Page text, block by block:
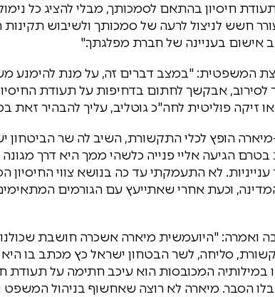
חיסיון בהתאם לסמכותך, מבלי להציג כל
חשש לניצול לרעה של סמכותך ולשיבוש
בעניינה של חברת מפלגתך."
המשפטית: "במצב דברים זה, על מנת להימנע
לסירוב, אבקשך לחתום בדחיפות על תעודת
זיקה פוליטית לחה"כ גוטליב, עליך להבהיר
הופץ לכלי התקשורת, השיב לה שר הביטחון
הגיעה אליי פנייה כלשהי ממך היא דרך
לא התעמקתי עד כה בנושא צווי החיסיון
המדינה, וכעת אחרי שאתייעץ עם הגורמים
ואמרה: "היועמשית מיארה אשכרה חושבת
סליחה, לשר הבטחון ישראל כץ מכתב בו
המכובסות הוא עיכב חתימה על תעודת
הסבר. מיארה לא רוצה שאחשוף בניהול המשפט